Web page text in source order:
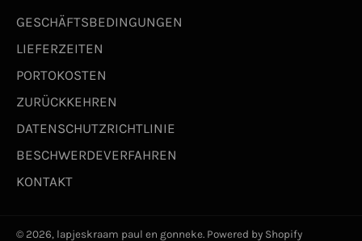
GESCHÄFTSBEDINGUNGEN
LIEFERZEITEN
PORTOKOSTEN
ZURÜCKKEHREN
DATENSCHUTZRICHTLINIE
BESCHWERDEVERFAHREN
KONTAKT
© 2026, lapjeskraam paul en gonneke. Powered by Shopify